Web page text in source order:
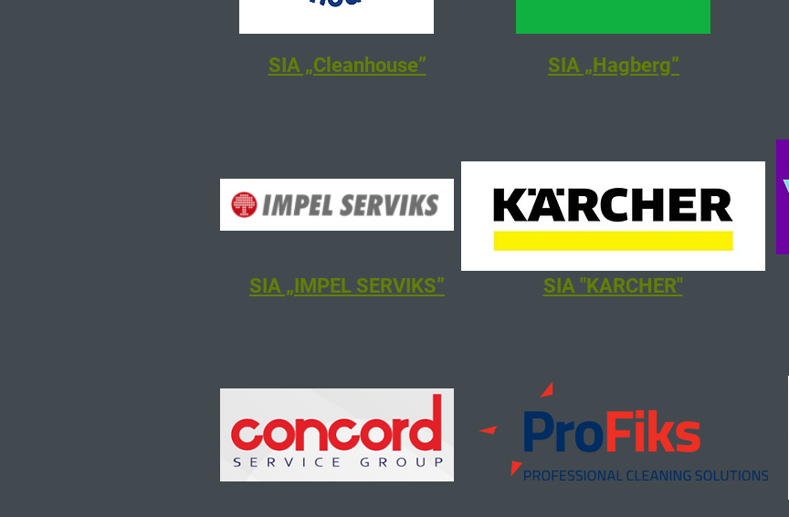
SIA „Cleanhouse” SIA „Hagberg”
SIA „IMPEL SERVIKS” SIA "KARCHER"